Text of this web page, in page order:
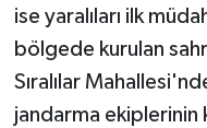
ise yaralıları ilk
bölgede kurulan
Sıralılar
jandarma